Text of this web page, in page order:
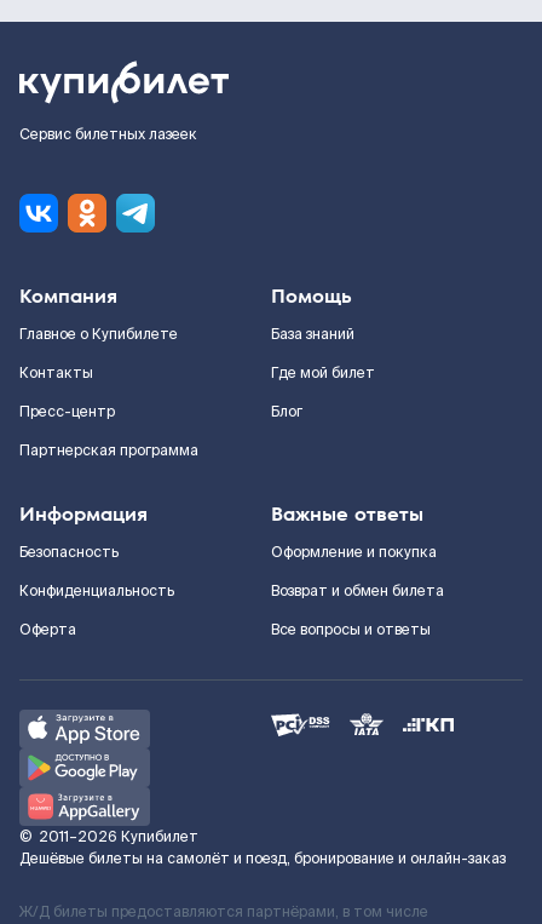
Сервис билетных лазеек
Компания
Главное о Купибилете
Контакты
Пресс-центр
Партнерская программа
Помощь
База знаний
Где мой билет
Блог
Информация
Безопасность
Конфиденциальность
Оферта
Важные ответы
Оформление и покупка
Возврат и обмен билета
Все вопросы и ответы
© 2011–2026 Купибилет
Дешёвые билеты на самолёт и поезд, бронирование и онлайн-заказ
Ж/Д билеты предоставляются партнёрами, в том числе